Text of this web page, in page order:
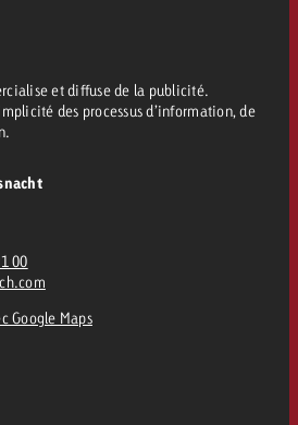
et diffuse de la publicité.
des processus d’information, de
00
Google Maps